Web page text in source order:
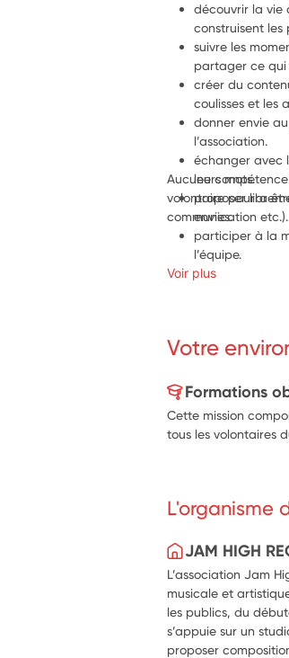
découvrir la vie
construisent les
suivre les
partager ce qui
créer du
coulisses et les
donner envie
l’association.
échanger avec
leurs mots.
proposer
envies.
participer à la
l’équipe.
prendre
Aucune
volontaire pourra
communication etc.).
Voir plus
Votre
Formations
Cette mission
tous les volontaires
L'organisme
JAM HIGH
​L’association Jam
musicale et
les publics, du
s’appuie sur un
proposer